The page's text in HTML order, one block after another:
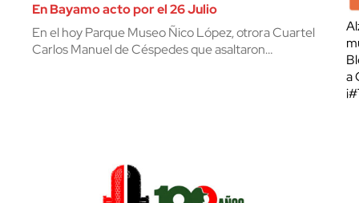
En Bayamo acto por el 26 Julio
En el hoy Parque Museo Ñico López, otrora Cuartel
Carlos Manuel de Céspedes que asaltaron…
a